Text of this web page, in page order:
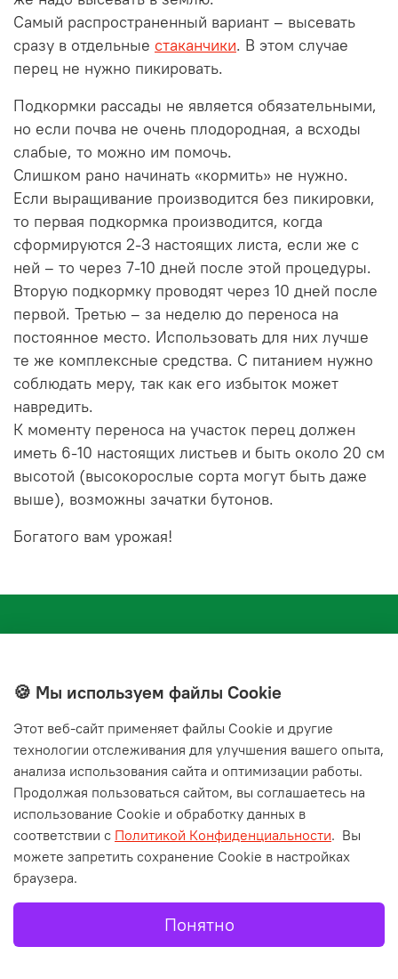
Самый распространенный вариант – высевать
сразу в отдельные стаканчики. В этом случае
перец не нужно пикировать.
Подкормки рассады не является обязательными,
но если почва не очень плодородная, а всходы
слабые, то можно им помочь.
Слишком рано начинать «кормить» не нужно.
Если выращивание производится без пикировки,
то первая подкормка производится, когда
сформируются 2-3 настоящих листа, если же с
ней – то через 7-10 дней после этой процедуры.
Вторую подкормку проводят через 10 дней после
первой. Третью – за неделю до переноса на
постоянное место. Использовать для них лучше
те же комплексные средства. С питанием нужно
соблюдать меру, так как его избыток может
навредить.
К моменту переноса на участок перец должен
иметь 6-10 настоящих листьев и быть около 20 см
высотой (высокорослые сорта могут быть даже
выше), возможны зачатки бутонов.
Богатого вам урожая!
+7(843) 210-20-24
Мы в соц. сетях
🍪 Мы используем файлы Cookie
Этот веб‑сайт применяет файлы Cookie и другие
технологии отслеживания для улучшения вашего опыта,
анализа использования сайта и оптимизации работы.
Продолжая пользоваться сайтом, вы соглашаетесь на
использование Cookie и обработку данных в
соответствии с Политикой Конфиденциальности. Вы
можете запретить сохранение Cookie в настройках
браузера.
Понятно